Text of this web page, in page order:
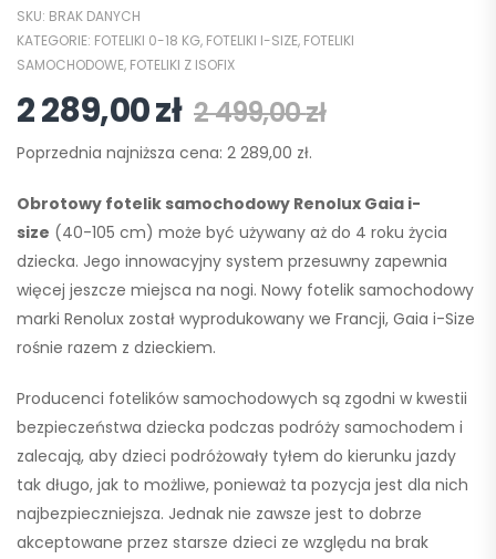
SKU: BRAK DANYCH
KATEGORIE: FOTELIKI 0-18 KG, FOTELIKI I-SIZE, FOTELIKI
SAMOCHODOWE, FOTELIKI Z ISOFIX
2 289,00zł 2 499,00zł
Poprzednia najniższa cena: 2 289,00 zł.
Obrotowy fotelik samochodowy Renolux Gaia i-
size (40-105 cm) może być używany aż do 4 roku życia
dziecka. Jego innowacyjny system przesuwny zapewnia
więcej jeszcze miejsca na nogi. Nowy fotelik samochodowy
marki Renolux został wyprodukowany we Francji, Gaia i-Size
rośnie razem z dzieckiem.
Producenci fotelików samochodowych są zgodni w kwestii
bezpieczeństwa dziecka podczas podróży samochodem i
zalecają, aby dzieci podróżowały tyłem do kierunku jazdy
tak długo, jak to możliwe, ponieważ ta pozycja jest dla nich
najbezpieczniejsza. Jednak nie zawsze jest to dobrze
akceptowane przez starsze dzieci ze względu na brak